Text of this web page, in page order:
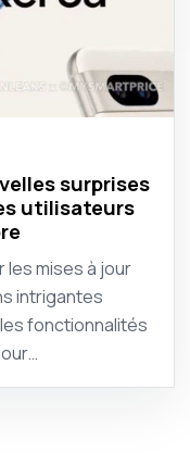
surprises
utilisateurs
mises à jour
intrigantes
fonctionnalités